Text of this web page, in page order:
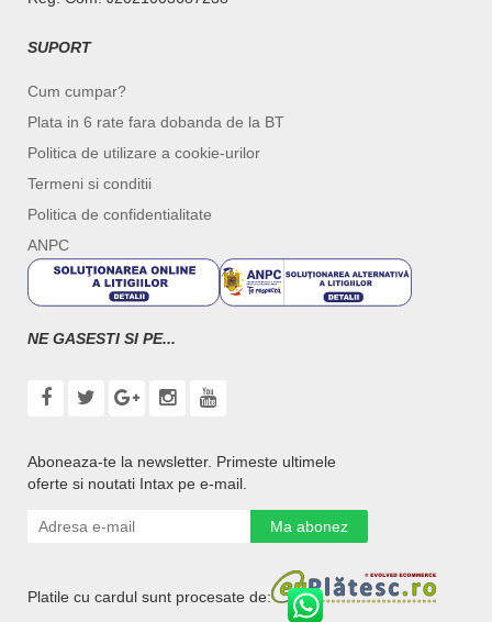
SUPORT
Cum cumpar?
Plata in 6 rate fara dobanda de la BT
Politica de utilizare a cookie-urilor
Termeni si conditii
Politica de confidentialitate
ANPC
NE GASESTI SI PE...
Aboneaza-te la newsletter. Primeste ultimele
oferte si noutati Intax pe e-mail.
Ma abonez
Platile cu cardul sunt procesate de: